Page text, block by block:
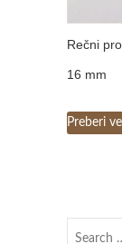
Rečni
16 mm
Preberi